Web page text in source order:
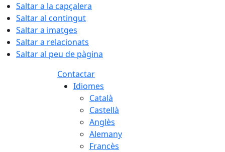
Saltar a la capçalera
Saltar al contingut
Saltar a imatges
Saltar a relacionats
Saltar al peu de pàgina
Contactar
Idiomes
Català
Castellà
Anglès
Alemany
Francès